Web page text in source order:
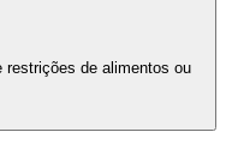
restrições de alimentos ou